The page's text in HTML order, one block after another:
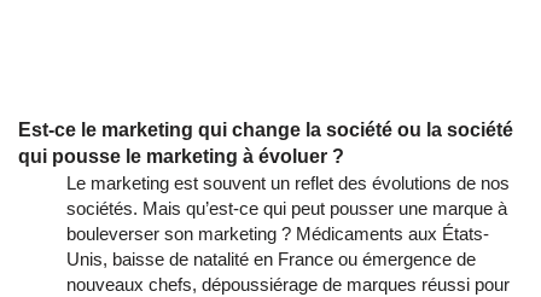
Est-ce le marketing qui change la société ou la société
qui pousse le marketing à évoluer ?
Le marketing est souvent un reflet des évolutions de nos
sociétés. Mais qu’est-ce qui peut pousser une marque à
bouleverser son marketing ? Médicaments aux États-
Unis, baisse de natalité en France ou émergence de
nouveaux chefs, dépoussiérage de marques réussi pour